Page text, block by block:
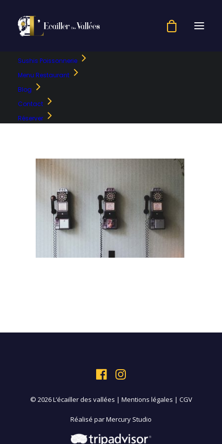
Sushis Poissonnerie
Menu Restaurant
Blog
Contact
Réserver
pavan-trikutam-1660
Accueil
© 2026 L’écailler des vallées | Mentions légales | CGV
Réalisé parMercury Studio